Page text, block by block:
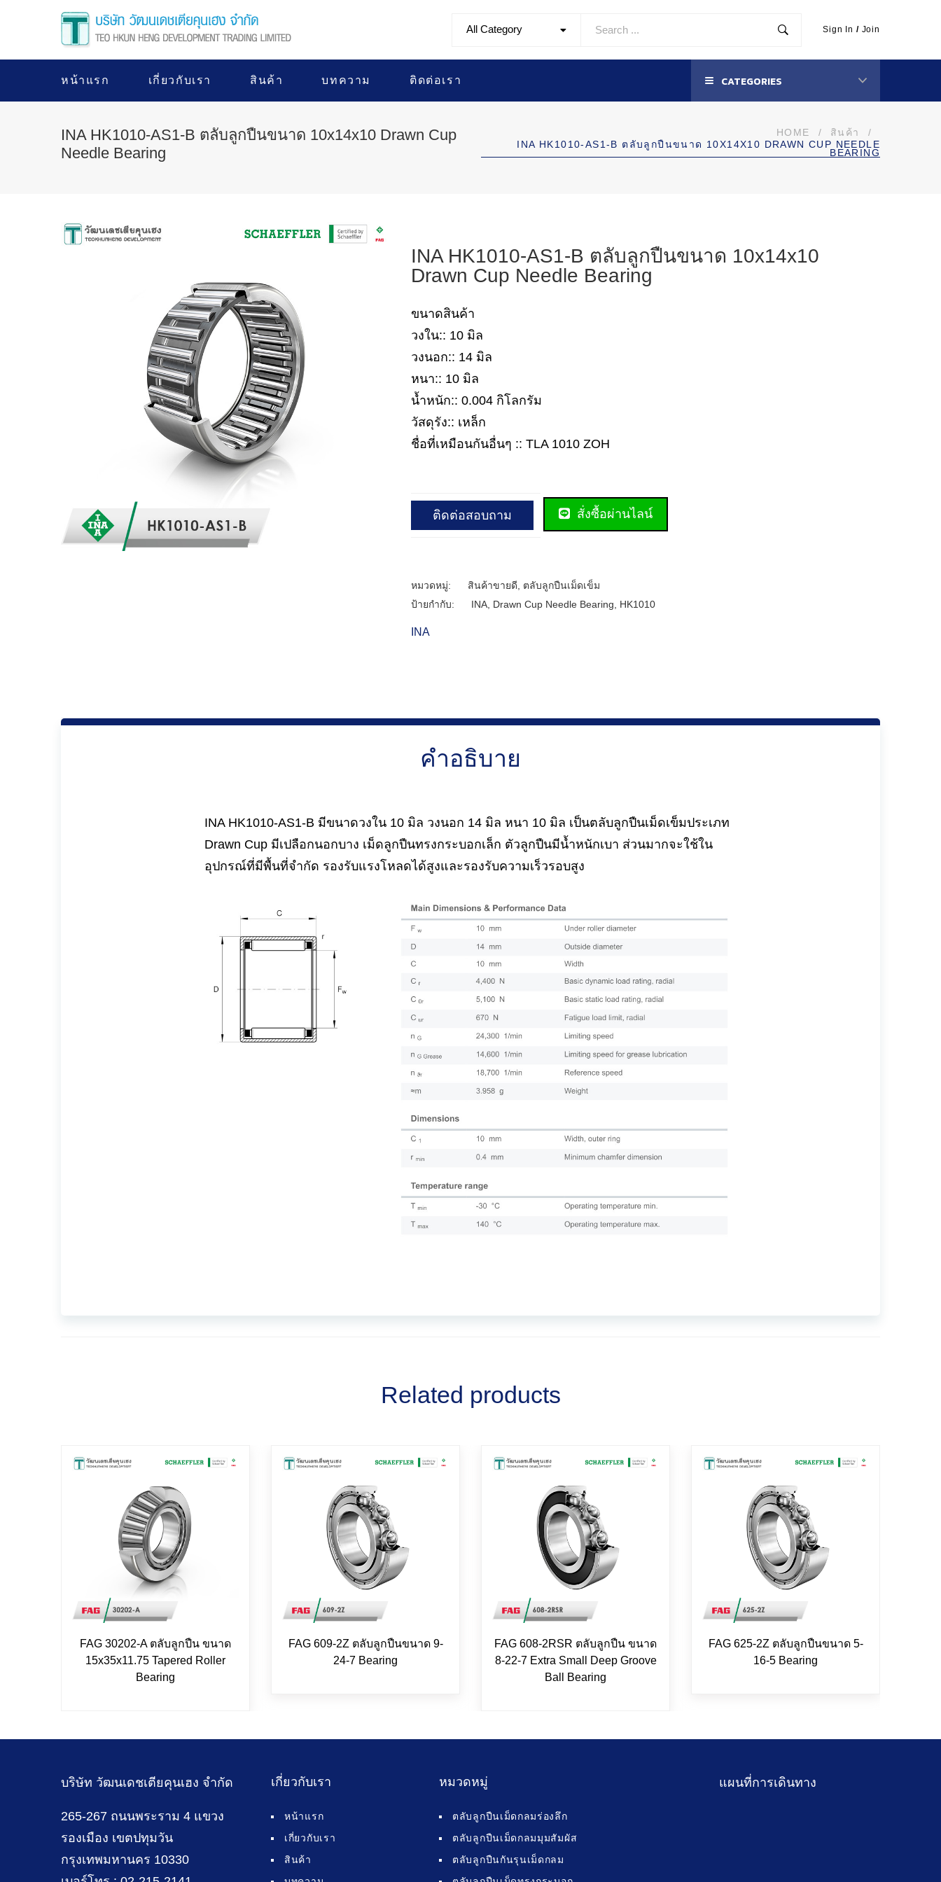
All Category Sign In / Join
หน้าแรก เกี่ยวกับเรา สินค้า บทความ ติดต่อเรา CATEGORIES
INA HK1010-AS1-B ตลับลูกปืนขนาด 10x14x10 Drawn Cup
Needle Bearing
HOME / สินค้า
/
INA HK1010-AS1-B ตลับลูกปืนขนาด 10X14X10 DRAWN CUP NEEDLE
BEARING
INA HK1010-AS1-B ตลับลูกปืนขนาด 10x14x10
Drawn Cup Needle Bearing
ขนาดสินค้า
วงใน:: 10 มิล
วงนอก:: 14 มิล
หนา:: 10 มิล
น้ำหนัก:: 0.004 กิโลกรัม
วัสดุรัง:: เหล็ก
ชื่อที่เหมือนกันอื่นๆ :: TLA 1010 ZOH
ติดต่อสอบถาม สั่งซื้อผ่านไลน์
หมวดหมู่: สินค้าขายดี
ตลับลูกปืนเม็ดเข็ม
ป้ายกำกับ:
INA Drawn Cup Needle Bearing HK1010
INA
คำอธิบาย
INA HK1010-AS1-B มีขนาดวงใน 10 มิล วงนอก 14 มิล หนา 10 มิล เป็นตลับลูกปืนเม็ดเข็มประเภท
Drawn Cup มีเปลือกนอกบาง เม็ดลูกปืนทรงกระบอกเล็ก ตัวลูกปืนมีน้ำหนักเบา ส่วนมากจะใช้ใน
อุปกรณ์ที่มีพื้นที่จำกัด รองรับแรงโหลดได้สูงและรองรับความเร็วรอบสูง
Related products
FAG 30202-A ตลับลูกปืน ขนาด
15x35x11.75 Tapered Roller
Bearing
FAG 609-2Z ตลับลูกปืนขนาด 9-
24-7 Bearing
FAG 608-2RSR ตลับลูกปืน ขนาด
8-22-7 Extra Small Deep Groove
Ball Bearing
FAG 625-2Z ตลับลูกปืนขนาด 5-
16-5 Bearing
บริษัท วัฒนเดชเตียคุนเฮง จำกัด
265-267 ถนนพระราม 4 แขวง
รองเมือง เขตปทุมวัน
กรุงเทพมหานคร 10330
เกี่ยวกับเรา
หน้าแรก
เกี่ยวกับเรา
สินค้า
หมวดหมู่
ตลับลูกปืนเม็ดกลมร่องลึก
ตลับลูกปืนเม็ดกลมมุมสัมผัส
ตลับลูกปืนกันรุนเม็ดกลม
แผนที่การเดินทาง